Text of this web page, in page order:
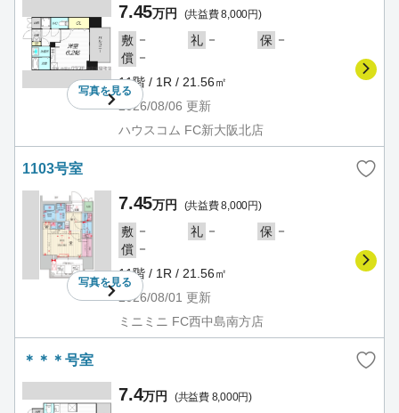
写真を見る
7.45万円 (共益費 8,000円)
敷 － 礼 － 保 －
償 －
11階 / 1R / 21.56㎡
2026/08/06 更新
ハウスコム FC新大阪北店
1103号室
写真を見る
7.45万円 (共益費 8,000円)
敷 － 礼 － 保 －
償 －
11階 / 1R / 21.56㎡
2026/08/01 更新
ミニミニ FC西中島南方店
＊＊＊号室
7.4万円 (共益費 8,000円)